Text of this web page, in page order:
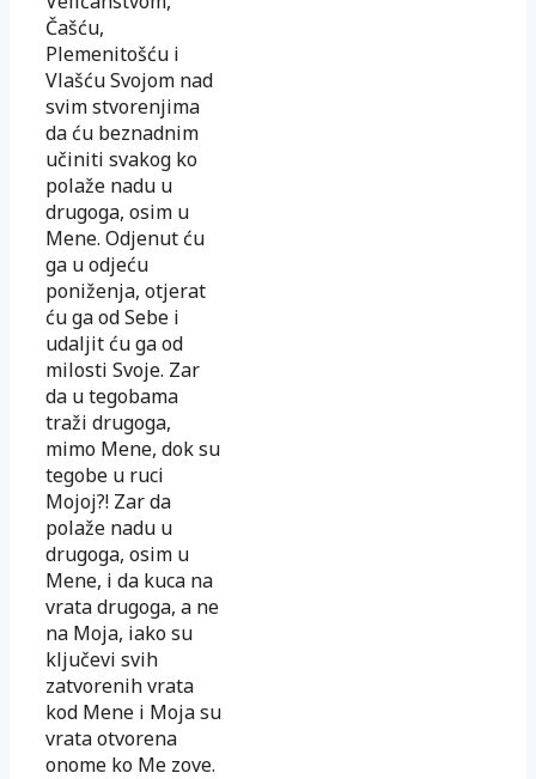
Čašću,
Plemenitošću i
Vlašću Svojom nad
svim stvorenjima
da ću beznadnim
učiniti svakog ko
polaže nadu u
drugoga, osim u
Mene. Odjenut ću
ga u odjeću
poniženja, otjerat
ću ga od Sebe i
udaljit ću ga od
milosti Svoje. Zar
da u tegobama
traži drugoga,
mimo Mene, dok su
tegobe u ruci
Mojoj?! Zar da
polaže nadu u
drugoga, osim u
Mene, i da kuca na
vrata drugoga, a ne
na Moja, iako su
ključevi svih
zatvorenih vrata
kod Mene i Moja su
vrata otvorena
onome ko Me zove.